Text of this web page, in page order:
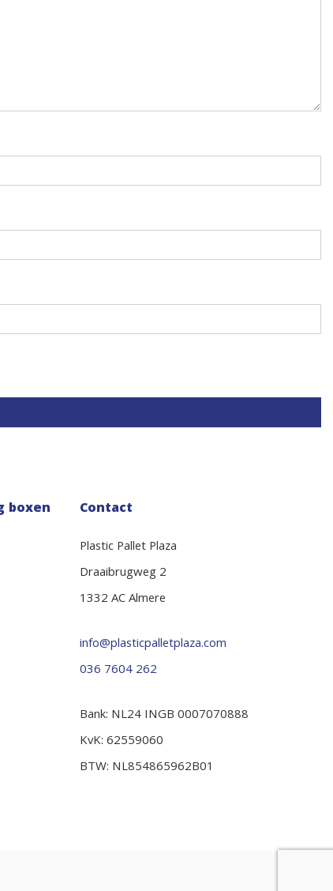
boxen Contact
Plastic Pallet Plaza
Draaibrugweg 2
1332 AC Almere
info@plasticpalletplaza.com
036 7604 262
Bank: NL24 INGB 0007070888
KvK: 62559060
BTW: NL854865962B01